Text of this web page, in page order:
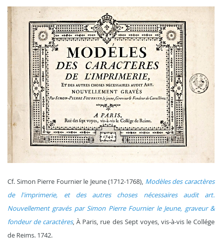
Cf. Simon Pierre Fournier le Jeune (1712-1768), Modèles des caractères
de l'imprimerie, et des autres choses nécessaires audit art.
Nouvellement gravés par Simon Pierre Fournier le Jeune, graveur &
fondeur de caractères, À Paris, rue des Sept voyes, vis-à-vis le Collége
de Reims. 1742.